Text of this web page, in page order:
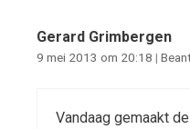
Gerard Grimbergen
9 mei 2013 om 20:18 |
Vandaag gemaakt